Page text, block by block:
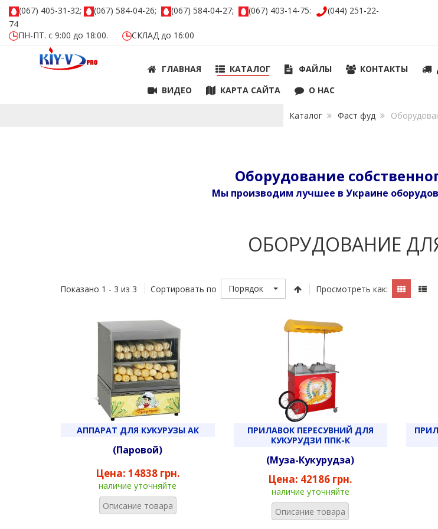
(067) 405-31-32; (067) 584-04-26; (067) 584-04-27; (067) 403-14-75:
(044) 251-22-
74
ПН-ПТ. с 9:00 до 18:00.
СКЛАД до 16:00
ГЛАВНАЯ КАТАЛОГ ФАЙЛЫ КОНТАКТЫ
ВИДЕО
КАРТА САЙТА О НАС
Каталог Фаст фуд
Оборудование
Мы производим лучшее в Украине
ОБОРУДОВАНИЕ
Показано 1 - 3 из 3 Сортировать по Порядок Просмотреть как:
АППАРАТ ДЛЯ КУКУРУЗЫ АК
(Паровой)
Цена: 14838 грн.
наличие уточняйте
Описание товара
ПРИЛАВОК ПЕРЕСУВНИЙ ДЛЯ
КУКУРУДЗИ ППК-К
(Муза-Кукурудза)
Цена: 42186 грн.
наличие уточняйте
Описание товара